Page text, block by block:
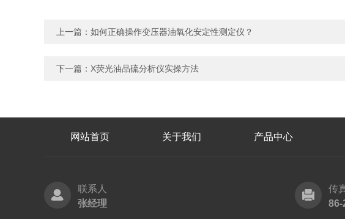
上一篇： 如何正确操作变压器油氧化安定性测定仪？
下一篇： X荧光油品硫分析仪实操方法
网站首页 关于我们 产品中心
联系人
张经理
传
86-